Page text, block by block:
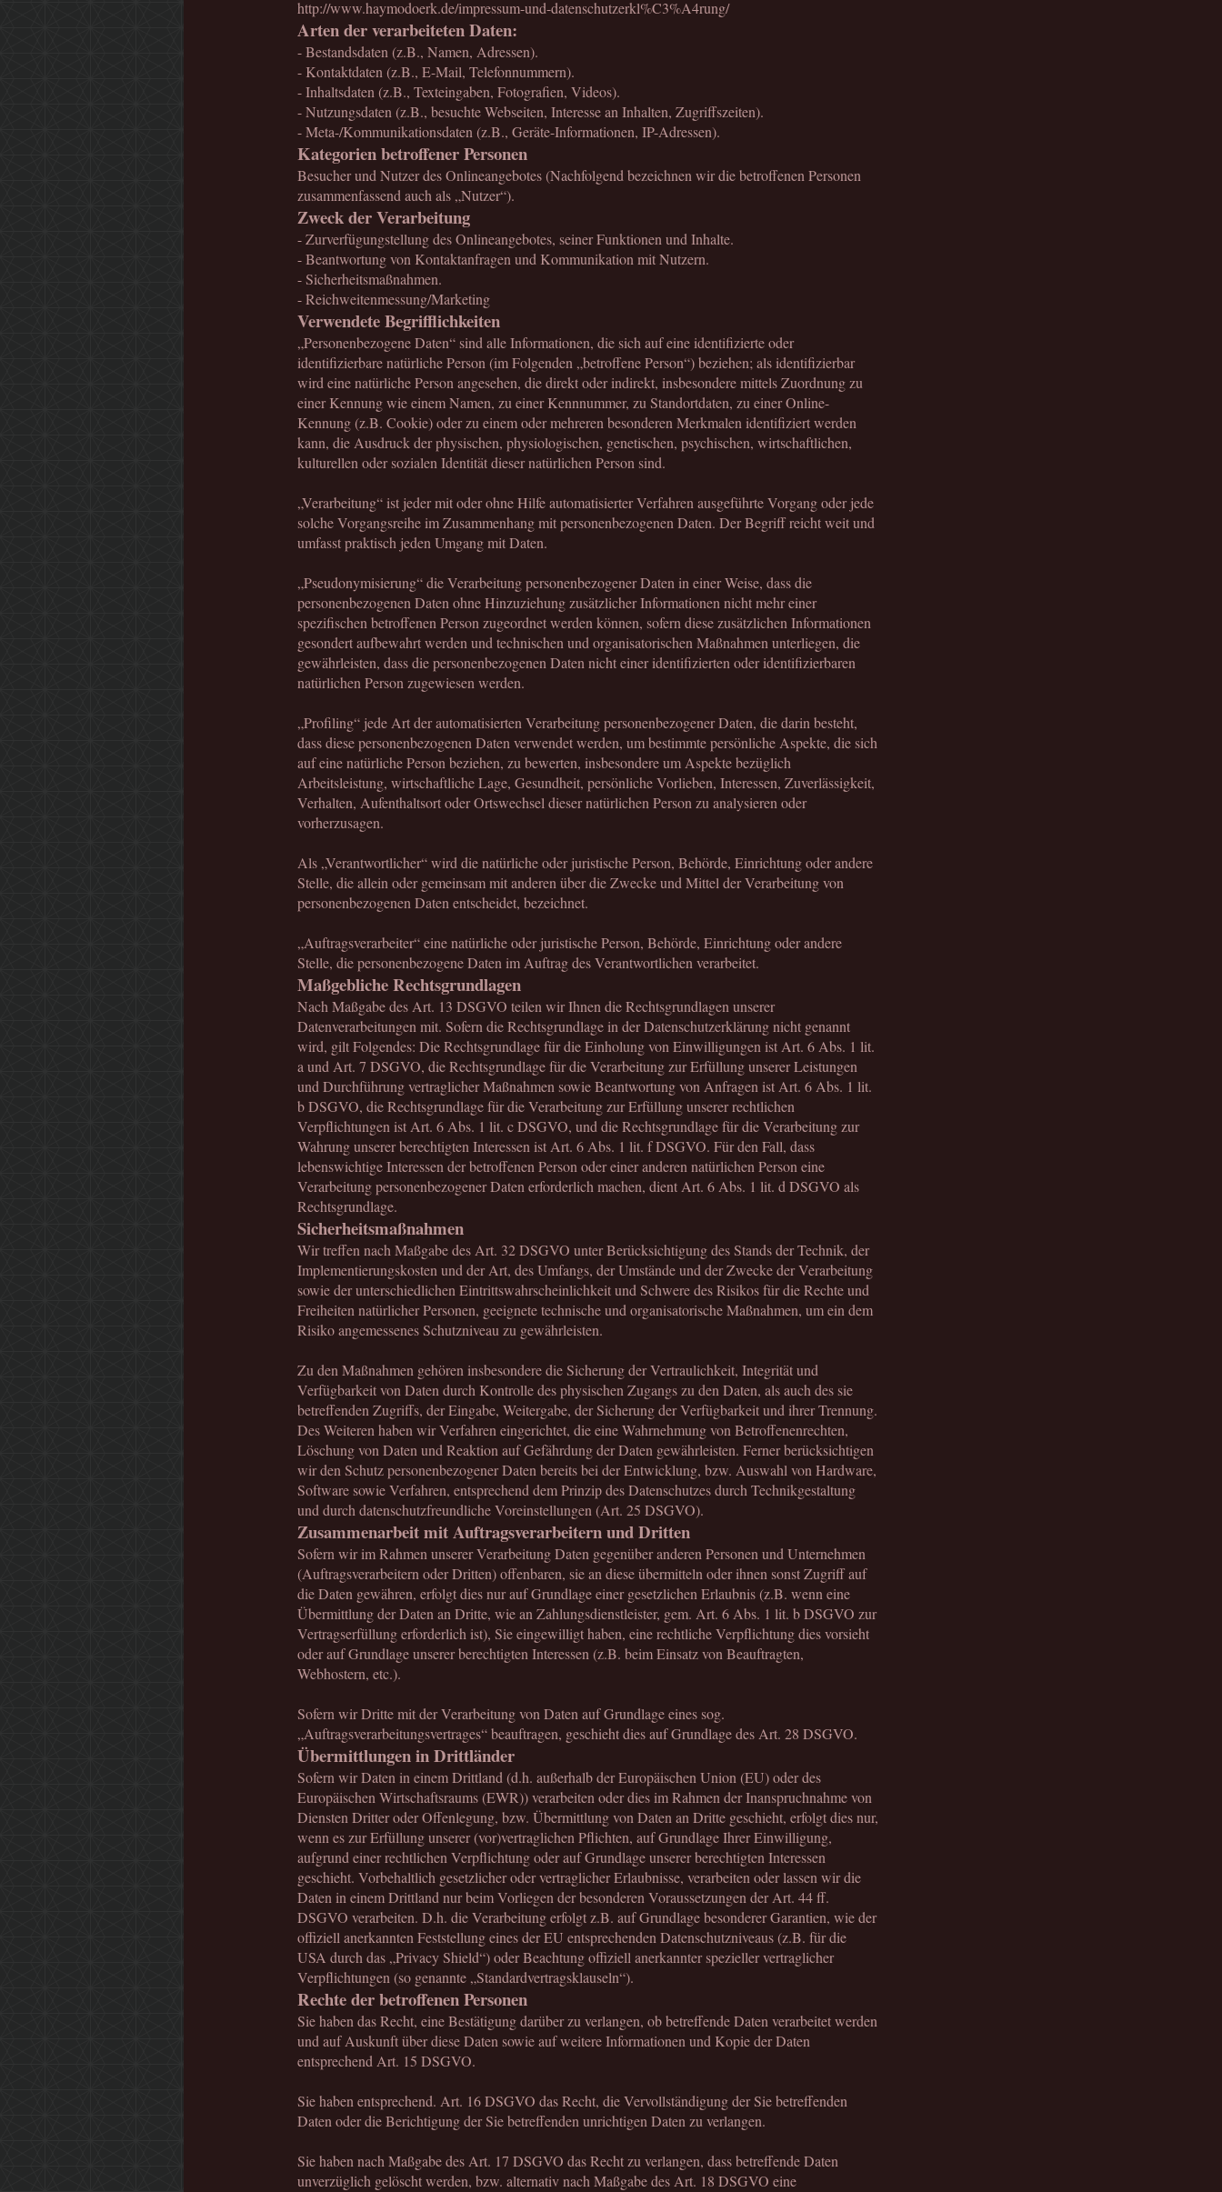
http://www.haymodoerk.de/impressum-und-datenschutzerkl%C3%A4rung/
Arten der verarbeiteten Daten:
- Bestandsdaten (z.B., Namen, Adressen).
- Kontaktdaten (z.B., E-Mail, Telefonnummern).
- Inhaltsdaten (z.B., Texteingaben, Fotografien, Videos).
- Nutzungsdaten (z.B., besuchte Webseiten, Interesse an Inhalten, Zugriffszeiten).
- Meta-/Kommunikationsdaten (z.B., Geräte-Informationen, IP-Adressen).
Kategorien betroffener Personen
Besucher und Nutzer des Onlineangebotes (Nachfolgend bezeichnen wir die betroffenen Personen
zusammenfassend auch als „Nutzer“).
Zweck der Verarbeitung
- Zurverfügungstellung des Onlineangebotes, seiner Funktionen und Inhalte.
- Beantwortung von Kontaktanfragen und Kommunikation mit Nutzern.
- Sicherheitsmaßnahmen.
- Reichweitenmessung/Marketing
Verwendete Begrifflichkeiten
„Personenbezogene Daten“ sind alle Informationen, die sich auf eine identifizierte oder
identifizierbare natürliche Person (im Folgenden „betroffene Person“) beziehen; als identifizierbar
wird eine natürliche Person angesehen, die direkt oder indirekt, insbesondere mittels Zuordnung zu
einer Kennung wie einem Namen, zu einer Kennnummer, zu Standortdaten, zu einer Online-
Kennung (z.B. Cookie) oder zu einem oder mehreren besonderen Merkmalen identifiziert werden
kann, die Ausdruck der physischen, physiologischen, genetischen, psychischen, wirtschaftlichen,
kulturellen oder sozialen Identität dieser natürlichen Person sind.
„Verarbeitung“ ist jeder mit oder ohne Hilfe automatisierter Verfahren ausgeführte Vorgang oder jede
solche Vorgangsreihe im Zusammenhang mit personenbezogenen Daten. Der Begriff reicht weit und
umfasst praktisch jeden Umgang mit Daten.
„Pseudonymisierung“ die Verarbeitung personenbezogener Daten in einer Weise, dass die
personenbezogenen Daten ohne Hinzuziehung zusätzlicher Informationen nicht mehr einer
spezifischen betroffenen Person zugeordnet werden können, sofern diese zusätzlichen Informationen
gesondert aufbewahrt werden und technischen und organisatorischen Maßnahmen unterliegen, die
gewährleisten, dass die personenbezogenen Daten nicht einer identifizierten oder identifizierbaren
natürlichen Person zugewiesen werden.
„Profiling“ jede Art der automatisierten Verarbeitung personenbezogener Daten, die darin besteht,
dass diese personenbezogenen Daten verwendet werden, um bestimmte persönliche Aspekte, die sich
auf eine natürliche Person beziehen, zu bewerten, insbesondere um Aspekte bezüglich
Arbeitsleistung, wirtschaftliche Lage, Gesundheit, persönliche Vorlieben, Interessen, Zuverlässigkeit,
Verhalten, Aufenthaltsort oder Ortswechsel dieser natürlichen Person zu analysieren oder
vorherzusagen.
Als „Verantwortlicher“ wird die natürliche oder juristische Person, Behörde, Einrichtung oder andere
Stelle, die allein oder gemeinsam mit anderen über die Zwecke und Mittel der Verarbeitung von
personenbezogenen Daten entscheidet, bezeichnet.
„Auftragsverarbeiter“ eine natürliche oder juristische Person, Behörde, Einrichtung oder andere
Stelle, die personenbezogene Daten im Auftrag des Verantwortlichen verarbeitet.
Maßgebliche Rechtsgrundlagen
Nach Maßgabe des Art. 13 DSGVO teilen wir Ihnen die Rechtsgrundlagen unserer
Datenverarbeitungen mit. Sofern die Rechtsgrundlage in der Datenschutzerklärung nicht genannt
wird, gilt Folgendes: Die Rechtsgrundlage für die Einholung von Einwilligungen ist Art. 6 Abs. 1 lit.
a und Art. 7 DSGVO, die Rechtsgrundlage für die Verarbeitung zur Erfüllung unserer Leistungen
und Durchführung vertraglicher Maßnahmen sowie Beantwortung von Anfragen ist Art. 6 Abs. 1 lit.
b DSGVO, die Rechtsgrundlage für die Verarbeitung zur Erfüllung unserer rechtlichen
Verpflichtungen ist Art. 6 Abs. 1 lit. c DSGVO, und die Rechtsgrundlage für die Verarbeitung zur
Wahrung unserer berechtigten Interessen ist Art. 6 Abs. 1 lit. f DSGVO. Für den Fall, dass
lebenswichtige Interessen der betroffenen Person oder einer anderen natürlichen Person eine
Verarbeitung personenbezogener Daten erforderlich machen, dient Art. 6 Abs. 1 lit. d DSGVO als
Rechtsgrundlage.
Sicherheitsmaßnahmen
Wir treffen nach Maßgabe des Art. 32 DSGVO unter Berücksichtigung des Stands der Technik, der
Implementierungskosten und der Art, des Umfangs, der Umstände und der Zwecke der Verarbeitung
sowie der unterschiedlichen Eintrittswahrscheinlichkeit und Schwere des Risikos für die Rechte und
Freiheiten natürlicher Personen, geeignete technische und organisatorische Maßnahmen, um ein dem
Risiko angemessenes Schutzniveau zu gewährleisten.
Zu den Maßnahmen gehören insbesondere die Sicherung der Vertraulichkeit, Integrität und
Verfügbarkeit von Daten durch Kontrolle des physischen Zugangs zu den Daten, als auch des sie
betreffenden Zugriffs, der Eingabe, Weitergabe, der Sicherung der Verfügbarkeit und ihrer Trennung.
Des Weiteren haben wir Verfahren eingerichtet, die eine Wahrnehmung von Betroffenenrechten,
Löschung von Daten und Reaktion auf Gefährdung der Daten gewährleisten. Ferner berücksichtigen
wir den Schutz personenbezogener Daten bereits bei der Entwicklung, bzw. Auswahl von Hardware,
Software sowie Verfahren, entsprechend dem Prinzip des Datenschutzes durch Technikgestaltung
und durch datenschutzfreundliche Voreinstellungen (Art. 25 DSGVO).
Zusammenarbeit mit Auftragsverarbeitern und Dritten
Sofern wir im Rahmen unserer Verarbeitung Daten gegenüber anderen Personen und Unternehmen
(Auftragsverarbeitern oder Dritten) offenbaren, sie an diese übermitteln oder ihnen sonst Zugriff auf
die Daten gewähren, erfolgt dies nur auf Grundlage einer gesetzlichen Erlaubnis (z.B. wenn eine
Übermittlung der Daten an Dritte, wie an Zahlungsdienstleister, gem. Art. 6 Abs. 1 lit. b DSGVO zur
Vertragserfüllung erforderlich ist), Sie eingewilligt haben, eine rechtliche Verpflichtung dies vorsieht
oder auf Grundlage unserer berechtigten Interessen (z.B. beim Einsatz von Beauftragten,
Webhostern, etc.).
Sofern wir Dritte mit der Verarbeitung von Daten auf Grundlage eines sog.
„Auftragsverarbeitungsvertrages“ beauftragen, geschieht dies auf Grundlage des Art. 28 DSGVO.
Übermittlungen in Drittländer
Sofern wir Daten in einem Drittland (d.h. außerhalb der Europäischen Union (EU) oder des
Europäischen Wirtschaftsraums (EWR)) verarbeiten oder dies im Rahmen der Inanspruchnahme von
Diensten Dritter oder Offenlegung, bzw. Übermittlung von Daten an Dritte geschieht, erfolgt dies nur,
wenn es zur Erfüllung unserer (vor)vertraglichen Pflichten, auf Grundlage Ihrer Einwilligung,
aufgrund einer rechtlichen Verpflichtung oder auf Grundlage unserer berechtigten Interessen
geschieht. Vorbehaltlich gesetzlicher oder vertraglicher Erlaubnisse, verarbeiten oder lassen wir die
Daten in einem Drittland nur beim Vorliegen der besonderen Voraussetzungen der Art. 44 ff.
DSGVO verarbeiten. D.h. die Verarbeitung erfolgt z.B. auf Grundlage besonderer Garantien, wie der
offiziell anerkannten Feststellung eines der EU entsprechenden Datenschutzniveaus (z.B. für die
USA durch das „Privacy Shield“) oder Beachtung offiziell anerkannter spezieller vertraglicher
Verpflichtungen (so genannte „Standardvertragsklauseln“).
Rechte der betroffenen Personen
Sie haben das Recht, eine Bestätigung darüber zu verlangen, ob betreffende Daten verarbeitet werden
und auf Auskunft über diese Daten sowie auf weitere Informationen und Kopie der Daten
entsprechend Art. 15 DSGVO.
Sie haben entsprechend. Art. 16 DSGVO das Recht, die Vervollständigung der Sie betreffenden
Daten oder die Berichtigung der Sie betreffenden unrichtigen Daten zu verlangen.
Sie haben nach Maßgabe des Art. 17 DSGVO das Recht zu verlangen, dass betreffende Daten
unverzüglich gelöscht werden, bzw. alternativ nach Maßgabe des Art. 18 DSGVO eine